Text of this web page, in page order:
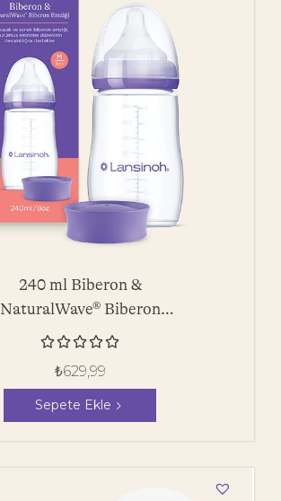
240 ml Biberon &
NaturalWave® Biberon
Emziği

₺629,99
Sepete Ekle